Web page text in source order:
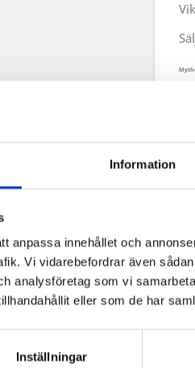
Information
anpassa innehållet och
Vi vidarebefordrar även
analysföretag som vi
eller som de har
Inställningar